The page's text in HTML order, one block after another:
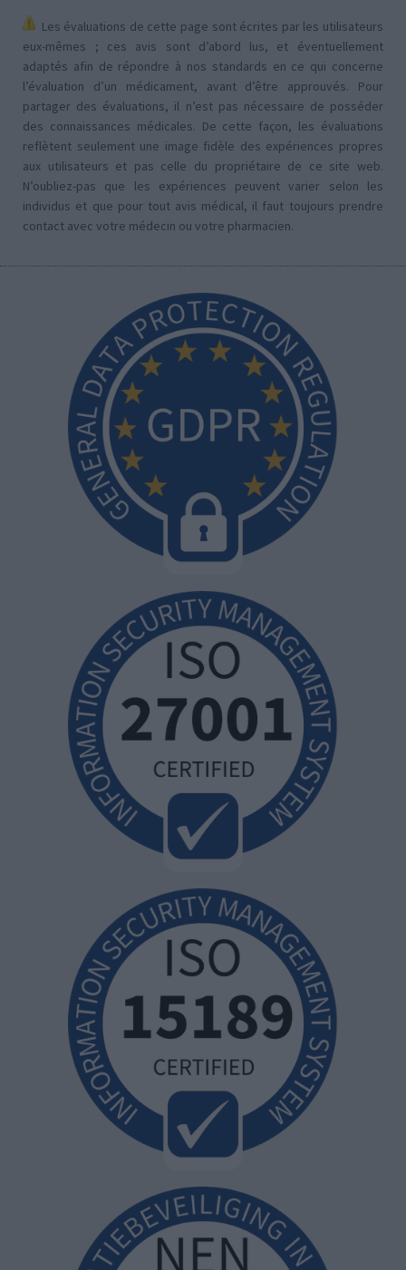
Les évaluations de cette page sont écrites par les utilisateurs
eux-mêmes ; ces avis sont d’abord lus, et éventuellement
adaptés afin de répondre à nos standards en ce qui concerne
l’évaluation d’un médicament, avant d’être approuvés. Pour
partager des évaluations, il n’est pas nécessaire de posséder
des connaissances médicales. De cette façon, les évaluations
reflètent seulement une image fidèle des expériences propres
aux utilisateurs et pas celle du propriétaire de ce site web.
N’oubliez-pas que les expériences peuvent varier selon les
individus et que pour tout avis médical, il faut toujours prendre
contact avec votre médecin ou votre pharmacien.